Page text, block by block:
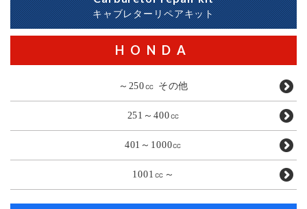
キャブレターリペアキット
HONDA
～250㏄ その他
251～400㏄
401～1000㏄
1001㏄～